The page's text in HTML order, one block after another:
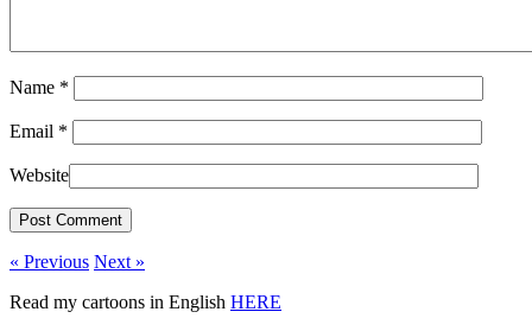
Name *
Email *
Website
« Previous Next »
Read my cartoons in English HERE